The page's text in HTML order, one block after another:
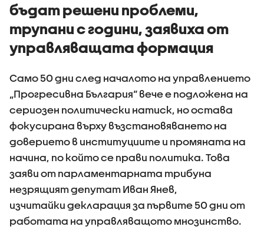
бъдат решени проблеми,
трупани с години, заявиха от
управляващата формация
Само 50 дни след началото на управлението
„Прогресивна България“ вече е подложена на
сериозен политически натиск, но остава
фокусирана върху възстановяването на
доверието в институциите и промяната на
начина, по който се прави политика. Това
заяви от парламентарната трибуна
незрящият депутат Иван Янев,
изчитайки декларация за първите 50 дни от
работата на управляващото мнозинство.